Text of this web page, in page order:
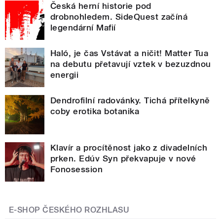
Česká herní historie pod
drobnohledem. SideQuest začíná
legendární Mafií
Haló, je čas Vstávat a ničit! Matter Tua
na debutu přetavují vztek v bezuzdnou
energii
Dendrofilní radovánky. Tichá přítelkyně
coby erotika botanika
Klavír a procítěnost jako z divadelních
prken. Edúv Syn překvapuje v nové
Fonosession
E-SHOP ČESKÉHO ROZHLASU